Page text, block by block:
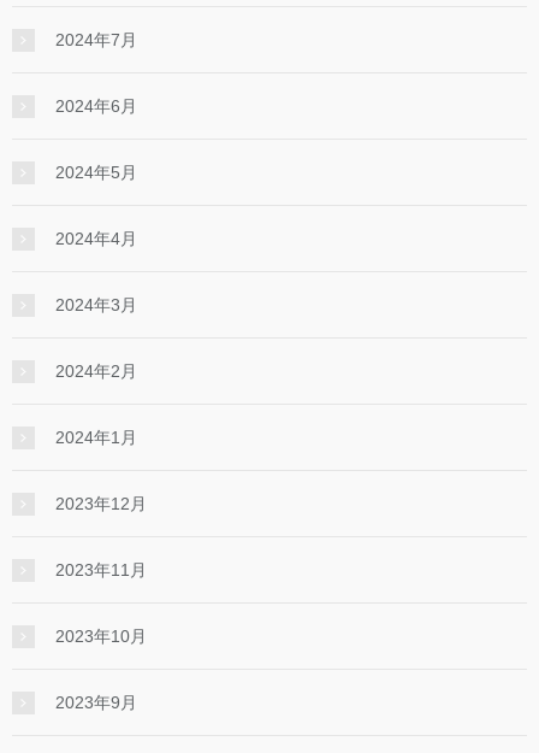
2024年7月
2024年6月
2024年5月
2024年4月
2024年3月
2024年2月
2024年1月
2023年12月
2023年11月
2023年10月
2023年9月